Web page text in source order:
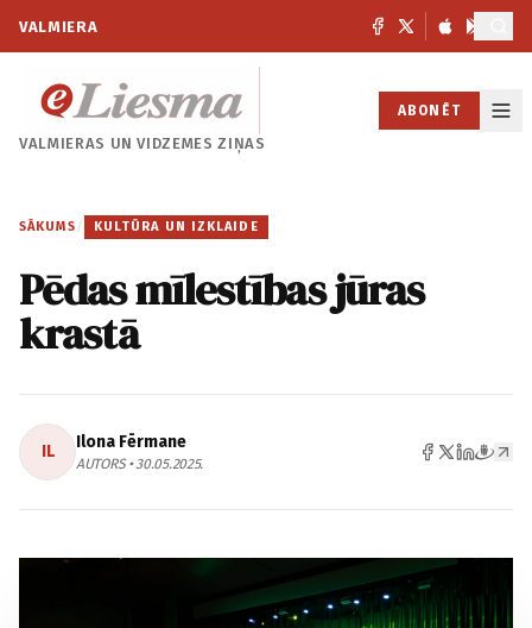
VALMIERA
VALMIERAS UNVIDZEMES ZIŅAS
ABONĒT
SĀKUMS / KULTŪRA UN IZKLAIDE
Pēdas mīlestības jūras
krastā
IL Ilona Fērmane
AUTORS • 30.05.2025.